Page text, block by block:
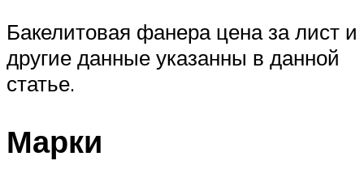
Бакелитовая фанера цена за лист и
другие данные указанны в данной
статье.
Марки